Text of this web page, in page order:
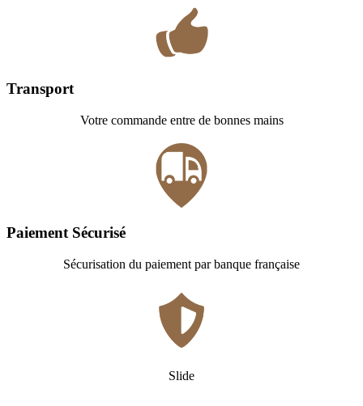
Transport
Votre commande entre de bonnes mains
Paiement Sécurisé
Sécurisation du paiement par banque française
Slide